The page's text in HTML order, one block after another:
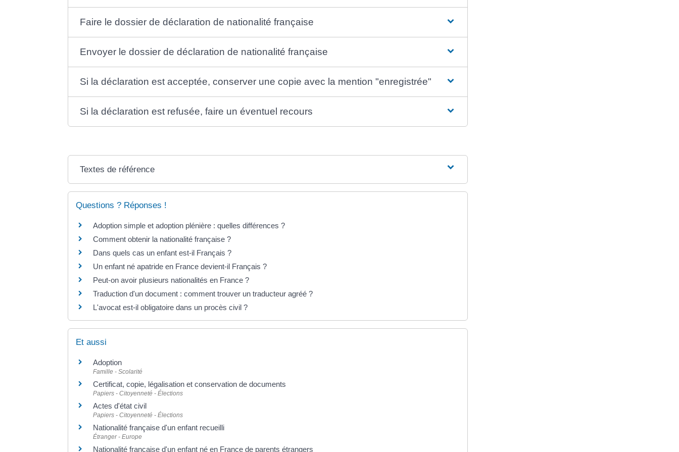
Faire le dossier de déclaration de nationalité française
Envoyer le dossier de déclaration de nationalité française
Si la déclaration est acceptée, conserver une copie avec la mention "enregistrée"
Si la déclaration est refusée, faire un éventuel recours
Textes de référence
Questions ? Réponses !
Adoption simple et adoption plénière : quelles différences ?
Comment obtenir la nationalité française ?
Dans quels cas un enfant est-il Français ?
Un enfant né apatride en France devient-il Français ?
Peut-on avoir plusieurs nationalités en France ?
Traduction d'un document : comment trouver un traducteur agréé ?
L'avocat est-il obligatoire dans un procès civil ?
Et aussi
Adoption
Famille - Scolarité
Certificat, copie, légalisation et conservation de documents
Papiers - Citoyenneté - Élections
Actes d'état civil
Papiers - Citoyenneté - Élections
Nationalité française d'un enfant recueilli
Étranger - Europe
Nationalité française d'un enfant né en France de parents étrangers